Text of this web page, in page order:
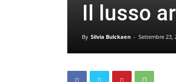
Il lusso
By Silvia Bulckaen - Settembre 23,